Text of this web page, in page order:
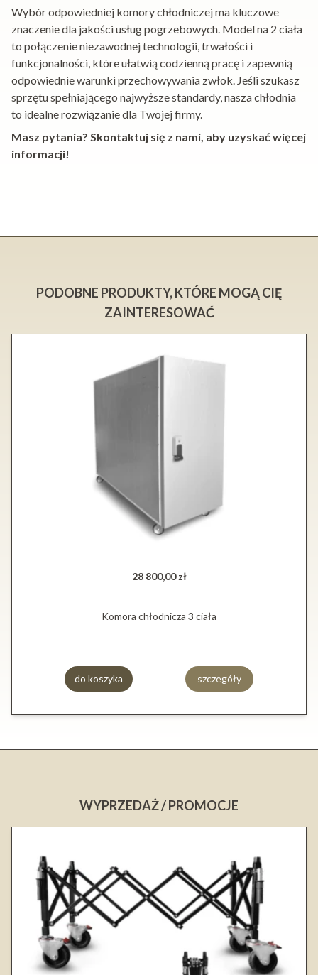
Wybór odpowiedniej komory chłodniczej ma kluczowe
znaczenie dla jakości usług pogrzebowych. Model na 2 ciała
to połączenie niezawodnej technologii, trwałości i
funkcjonalności, które ułatwią codzienną pracę i zapewnią
odpowiednie warunki przechowywania zwłok. Jeśli szukasz
sprzętu spełniającego najwyższe standardy, nasza chłodnia
to idealne rozwiązanie dla Twojej firmy.
Masz pytania? Skontaktuj się z nami, aby uzyskać więcej
informacji!
PODOBNE PRODUKTY, KTÓRE MOGĄ CIĘ
ZAINTERESOWAĆ
28 800,00 zł
Komora chłodnicza 3 ciała
do koszyka szczegóły
WYPRZEDAŻ / PROMOCJE